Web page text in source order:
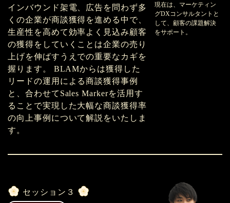
インバウンド架電、広告を問わず多
くの企業が商談獲得を進める中で、
生産性を高めて効率よく見込み顧客
の獲得をしていくことは企業の売り
上げを伸ばすうえでの重要なカギを
握ります。 BLAMからは獲得した
リードの運用による商談獲得事例
と、合わせてSales Markerを活用す
ることで実現した大幅な商談獲得率
の向上事例について解説をいたしま
す。
現在は、マーケティン
グDXコンサルタントと
して、顧客の課題解決
をサポート。
セッション３